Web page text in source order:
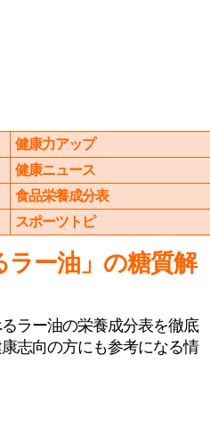
健康力アップ
健康ニュース
食品栄養成分表
スポーツトピ
ー油」の糖質解
ラー油の栄養成分表を徹底
志向の方にも参考になる情